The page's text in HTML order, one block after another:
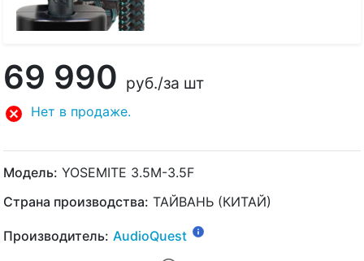
69 990 руб./за шт
Нет в продаже.
Модель: YOSEMITE 3.5M-3.5F
Страна производства: ТАЙВАНЬ (КИТАЙ)
Производитель: AudioQuest